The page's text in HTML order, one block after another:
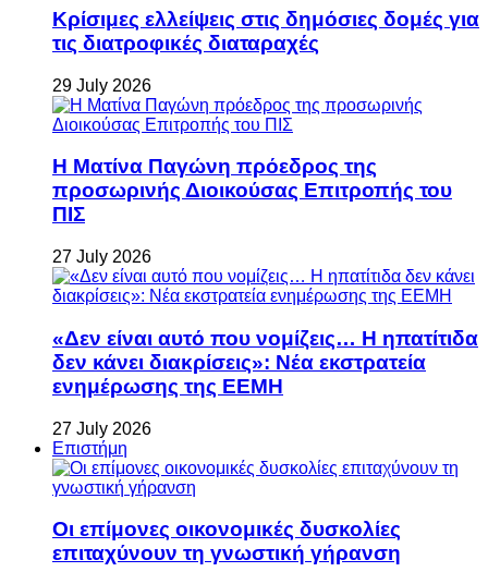
Κρίσιμες ελλείψεις στις δημόσιες δομές για
τις διατροφικές διαταραχές
29 July 2026
Η Ματίνα Παγώνη πρόεδρος της
προσωρινής Διοικούσας Επιτροπής του
ΠΙΣ
27 July 2026
«Δεν είναι αυτό που νομίζεις… Η ηπατίτιδα
δεν κάνει διακρίσεις»: Νέα εκστρατεία
ενημέρωσης της ΕΕΜΗ
27 July 2026
Επιστήμη
Οι επίμονες οικονομικές δυσκολίες
επιταχύνουν τη γνωστική γήρανση